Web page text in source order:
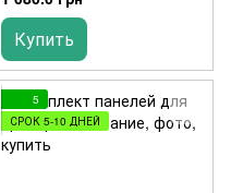
Купить
5
СРОК 5-10 ДНЕЙ